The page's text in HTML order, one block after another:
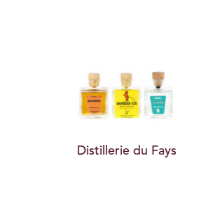
Distillerie du Fays